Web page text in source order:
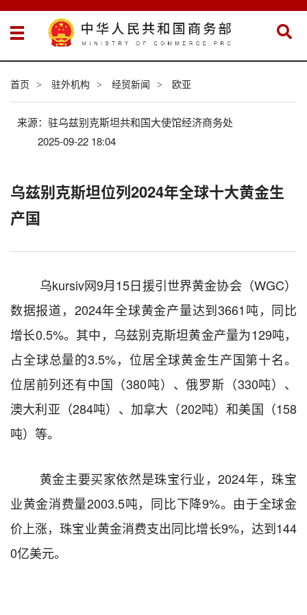
首页 > 驻外机构 > 经贸新闻 > 欧亚
来源：驻乌兹别克斯坦共和国大使馆经济商务处
2025-09-22 18:04
乌兹别克斯坦位列2024年全球十大黄金生
产国
乌kursiv网9月15日援引世界黄金协会（WGC）
数据报道， 2024年全球黄金产量达到3661吨，同比
增长0.5%。其中，乌兹别克斯坦黄金产量为129吨，
占全球总量的3.5%，位居全球黄金生产国第十名。
位居前列还有中国（380吨）、俄罗斯（330吨）、
澳大利亚（284吨）、加拿大（202吨）和美国（158
吨）等。
黄金主要买家依然是珠宝行业，2024年，珠宝
业黄金消费量2003.5吨，同比下降9%。由于全球金
价上涨，珠宝业黄金消费支出同比增长9%，达到144
0亿美元。